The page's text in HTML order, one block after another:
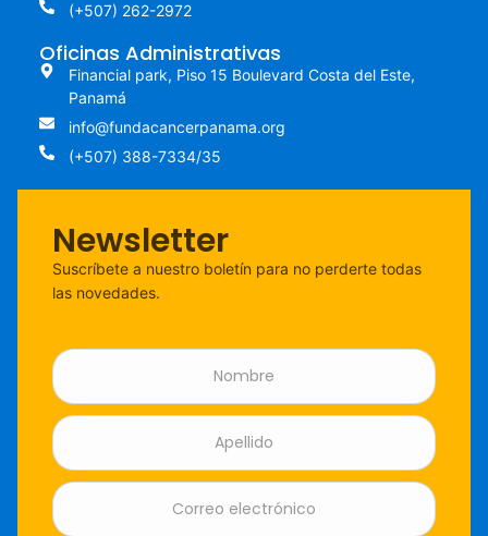
(+507) 262-2972
Oficinas Administrativas
Financial park, Piso 15 Boulevard Costa del Este,
Panamá
info@fundacancerpanama.org
(+507) 388-7334/35
Newsletter
Suscríbete a nuestro boletín para no perderte todas
las novedades.